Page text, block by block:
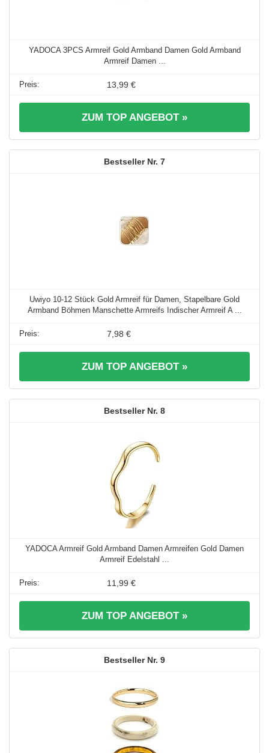
YADOCA 3PCS Armreif Gold Armband Damen Gold Armband
Armreif Damen ...
13,99 €
ZUM TOP ANGEBOT »
7
Uwiyo 10-12 Stück Gold Armreif für Damen, Stapelbare Gold
Armband Böhmen Manschette Armreifs Indischer Armreif A ...
7,98 €
ZUM TOP ANGEBOT »
8
YADOCA Armreif Gold Armband Damen Armreifen Gold Damen
Armreif Edelstahl ...
11,99 €
ZUM TOP ANGEBOT »
9